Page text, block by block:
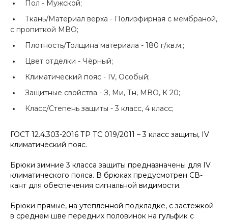
Пол - Мужской;
Ткань/Материал верха - Полиэфирная с мембраной,
с пропиткой МВО;
Плотность/Толщина материала - 180 г/кв.м.;
Цвет отделки - Чёрный;
Климатический пояс - IV, Особый;
Защитные свойства - З, Ми, Тн, МВО, К 20;
Класс/Степень защиты - 3 класс, 4 класс;
ГОСТ 12.4.303-2016 ТР ТС 019/2011 – 3 класс защиты, IV
климатический пояс.
Брюки зимние 3 класса защиты предназначены для IV
климатического пояса. В брюках предусмотрен СВ-
кант для обеспечения сигнальной видимости.
Брюки прямые, на утеплённой подкладке, с застежкой
в среднем шве передних половинок на гульфик с